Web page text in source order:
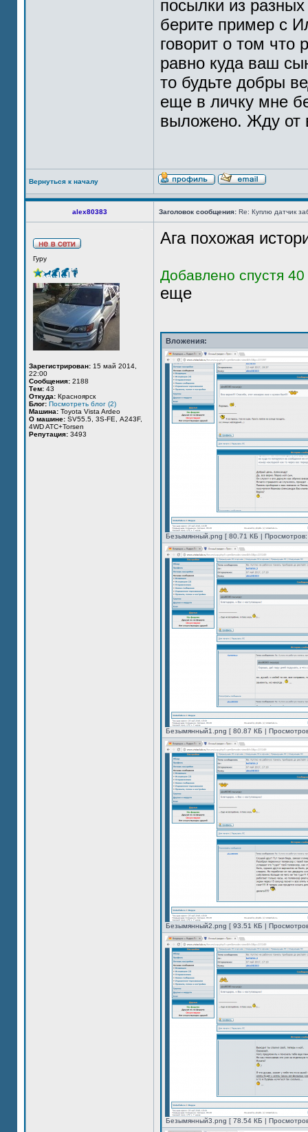
посылки из
берите пример с
говорит о том что
равно куда ваш
то будьте добры
еще в личку мне
выложено. Жду от
Вернуться к началу
alex80383 Заголовок сообщения: Re: Куплю датчик
Гуру
Зарегистрирован: 15 май 2014,
22:00
Сообщения: 2188
Тем: 43
Откуда: Красноярск
Блог: Посмотреть блог (2)
Машина: Toyota Vista Ardeo
О машине: SV55.5, 3S-FE, А243F,
4WD ATC+Torsen
Репутация: 3493
Ага похожая
Добавлено спустя 40
еще
Вложения:
Безымянный.png [ 80.71 КБ |
Безымянный1.png [ 80.87 КБ |
Безымянный2.png [ 93.51 КБ |
Безымянный3.png [ 78.54 КБ |